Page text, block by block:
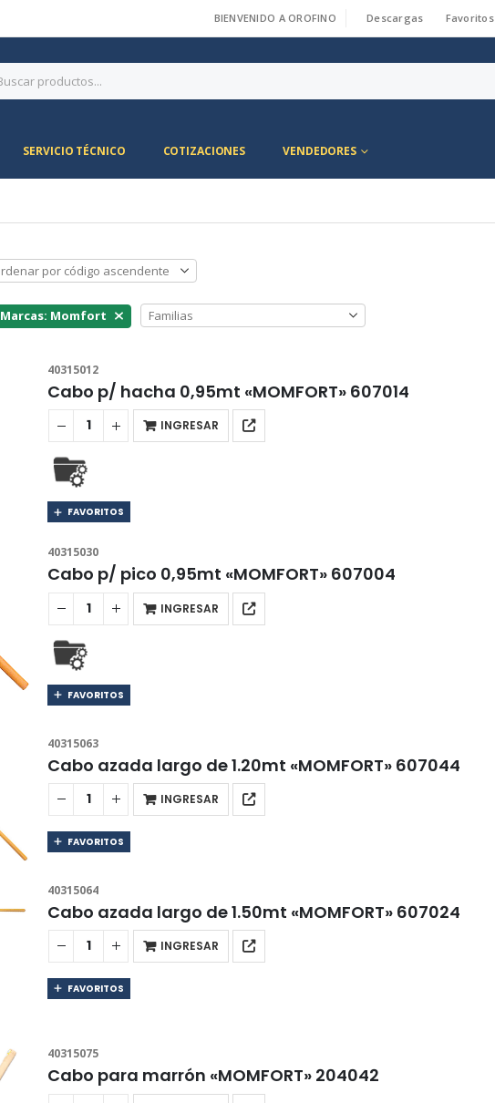
BIENVENIDO A OROFINO Descargas Favoritos
SERVICIO TÉCNICO COTIZACIONES VENDEDORES
Marcas: Momfort
40315012
Cabo p/ hacha 0,95mt «MOMFORT» 607014
INGRESAR
FAVORITOS
40315030
Cabo p/ pico 0,95mt «MOMFORT» 607004
INGRESAR
FAVORITOS
40315063
Cabo azada largo de 1.20mt «MOMFORT» 607044
INGRESAR
FAVORITOS
40315064
Cabo azada largo de 1.50mt «MOMFORT» 607024
INGRESAR
FAVORITOS
40315075
Cabo para marrón «MOMFORT» 204042